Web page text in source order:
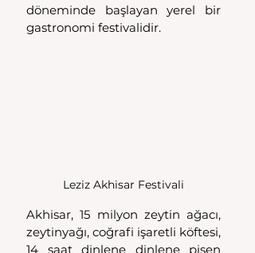
döneminde başlayan yerel bir
gastronomi festivalidir.
Leziz Akhisar Festivali
Akhisar, 15 milyon zeytin ağacı,
zeytinyağı, coğrafi işaretli köftesi,
14 saat dinlene dinlene pişen